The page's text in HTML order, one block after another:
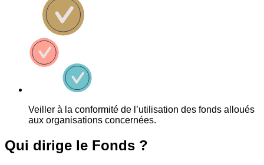
Veiller à la conformité de l’utilisation des fonds alloués
aux organisations concernées.
Qui dirige le Fonds ?